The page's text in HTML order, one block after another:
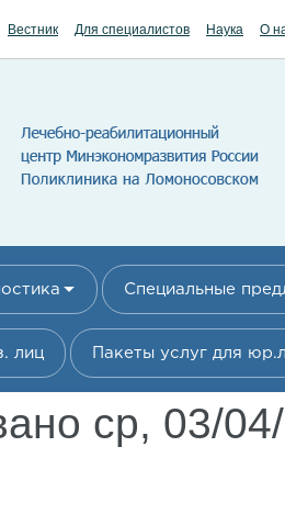
Вестник Для специалистов Наука О
Специальные
лиц Пакеты услуг для
ср, 03/